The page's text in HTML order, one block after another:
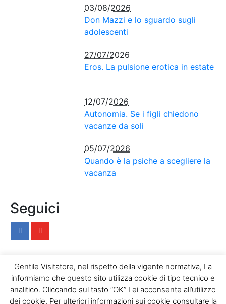
03/08/2026
Don Mazzi e lo sguardo sugli
adolescenti
27/07/2026
Eros. La pulsione erotica in estate
12/07/2026
Autonomia. Se i figli chiedono
vacanze da soli
05/07/2026
Quando è la psiche a scegliere la
vacanza
Seguici
Home Chi siamo Attualità
Psicologia
Medicina
Educazione
Cultura & Società
Stile di vita
Blog Rubriche
Gentile Visitatore, nel rispetto della vigente normativa, La
informiamo che questo sito utilizza cookie di tipo tecnico e
analitico. Cliccando sul tasto “OK” Lei acconsente all’utilizzo
dei cookie. Per ulteriori informazioni sui cookie consultare la